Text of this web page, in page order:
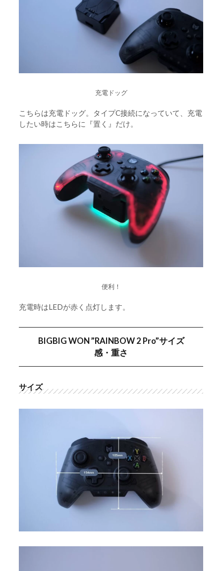
充電ドッグ
こちらは充電ドッグ。タイプC接続になっていて、充電
したい時はこちらに『置く』だけ。
便利！
充電時はLEDが赤く点灯します。
BIGBIG WON ”RAINBOW 2 Pro”サイズ
感・重さ
サイズ